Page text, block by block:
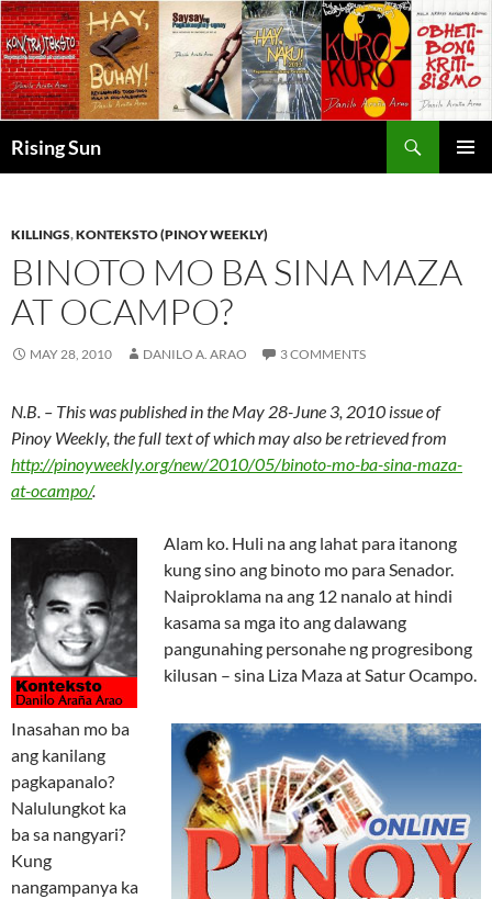
Skip
to
content
Rising Sun
KILLINGS,KONTEKSTO (PINOY WEEKLY)
BINOTO MO BA SINA MAZA
AT OCAMPO?
MAY 28, 2010 DANILO A. ARAO 3 COMMENTS
N.B. – This was published in the May 28-June 3, 2010 issue of
Pinoy Weekly, the full text of which may also be retrieved from
http://pinoyweekly.org/new/2010/05/binoto-mo-ba-sina-maza-
at-ocampo/.
Alam ko. Huli na ang lahat para itanong
kung sino ang binoto mo para Senador.
Naiproklama na ang 12 nanalo at hindi
kasama sa mga ito ang dalawang
pangunahing personahe ng progresibong
kilusan – sina Liza Maza at Satur Ocampo.
Inasahan mo ba
ang kanilang
pagkapanalo?
Nalulungkot ka
ba sa nangyari?
Kung
nangampanya ka